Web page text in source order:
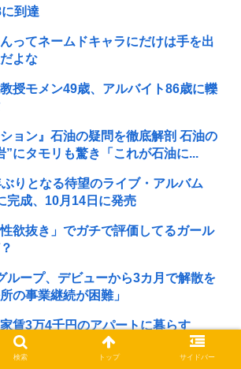
到達
ってネームドキャラにだけは手を出
よな
教授モメン49歳、アルバイト86歳に轢
ション』石油の疑問を徹底解剖 石油の
”にタモリも驚き「これが石油に...
りとなる待望のライブ・アルバム
完成、10月14日に発売
欲抜き」でガチで評価してるガール
ループ、デビューから3カ月で解散を
の事業継続が困難」
賃3万4千円のアパートに暮らす
争はやっちゃいかん」祖父が生涯最も
検索 トップ サイドバー